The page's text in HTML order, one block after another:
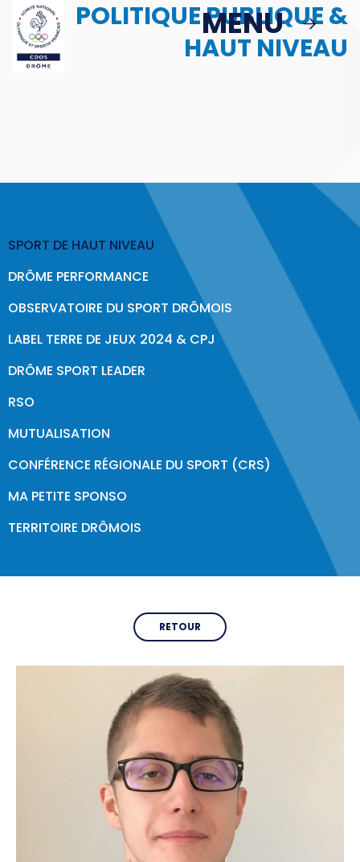
Passer au contenu principalMENU
MBS
Podcast : Le Sport en Face
> Le Sport en Face : Épisode 1
Politique Publique & Haut Niveau
Éducation & Citoyenneté
Sport & Santé
Formations & Professionnalisation
CDOS 26
Qui sommes-nous ?
Comités Départementaux
Partenaires & Labels
Labels & Centre de Préparation aux Jeux
Impact et Héritage
Jeux Olympiques & Paralympiques
Club 2024 - Fan zone
SERVICES & OUTILS
Prêt de matériel
MENU
POLITIQUE PUBLIQUE &
HAUT NIVEAU
SPORT DE HAUT NIVEAU
DRÔME PERFORMANCE
OBSERVATOIRE DU SPORT DRÔMOIS
LABEL TERRE DE JEUX 2024 & CPJ
DRÔME SPORT LEADER
RSO
MUTUALISATION
CONFÉRENCE RÉGIONALE DU SPORT (CRS)
MA PETITE SPONSO
TERRITOIRE DRÔMOIS
RETOUR